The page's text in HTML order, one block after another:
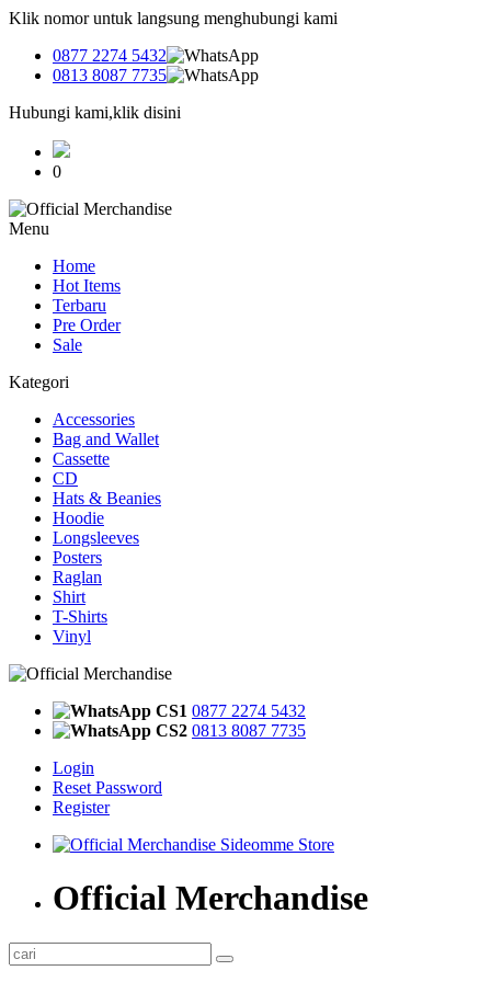
Klik nomor untuk langsung menghubungi kami
0877 2274 5432
0813 8087 7735
Hubungi kami,klik disini
0
Menu
Home
Hot Items
Terbaru
Pre Order
Sale
Kategori
Accessories
Bag and Wallet
Cassette
CD
Hats & Beanies
Hoodie
Longsleeves
Posters
Raglan
Shirt
T-Shirts
Vinyl
CS1 0877 2274 5432
CS2 0813 8087 7735
Login
Reset Password
Register
Official Merchandise